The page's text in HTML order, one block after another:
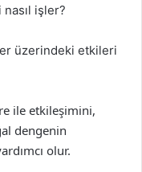
nasıl işler?
üzerindeki etkileri
ile etkileşimini,
dengenin
olur.